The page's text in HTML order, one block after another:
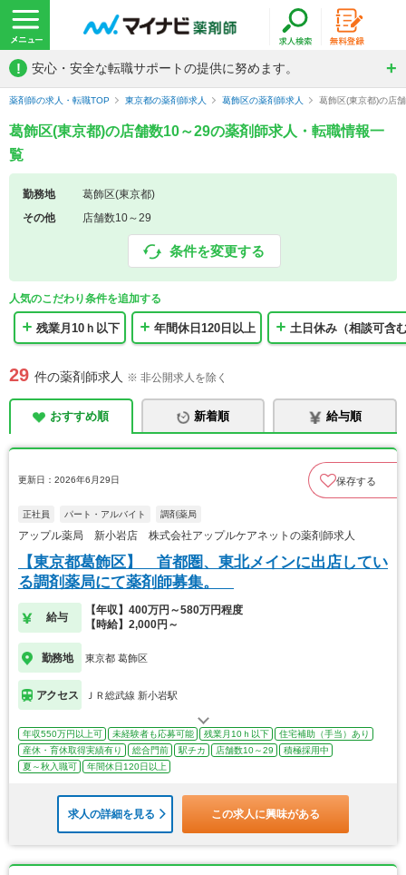
! 安心・安全な転職サポートの提供に努めます。
薬剤師の求人・転職TOP 東京都の薬剤師求人 葛飾区の薬剤師求人 葛飾区(東京都)の店
葛飾区(東京都)の店舗数10～29の薬剤師求人・転職情報一
覧
勤務地
葛飾区(東京都)
その他
店舗数10～29
条件を変更する
人気のこだわり条件を追加する
残業月10ｈ以下 年間休日120日以上 土日休み（相談可含
29 件の薬剤師求人 ※ 非公開求人を除く
おすすめ順 新着順 給与順
更新日：2026年6月29日 保存する
正社員 パート・アルバイト 調剤薬局
アップル薬局 新小岩店 株式会社アップルケアネットの薬剤師求人
【東京都葛飾区】 首都圏、東北メインに出店してい
る調剤薬局にて薬剤師募集。
給与
【年収】400万円～580万円程度
【時給】2,000円～
勤務地 東京都 葛飾区
アクセス ＪＲ総武線 新小岩駅
年収550万円以上可 未経験者も応募可能 残業月10ｈ以下
住宅補助（手当）あり
産休・育休取得実績有り
総合門前 駅チカ 店舗数10～29
積極採用中
夏～秋入職可
年間休日120日以上
求人の詳細を見る この求人に興味がある